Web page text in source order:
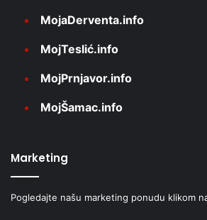
MojaDerventa.info
MojTeslić.info
MojPrnjavor.info
MojŠamac.info
Marketing
Pogledajte našu marketing ponudu klikom